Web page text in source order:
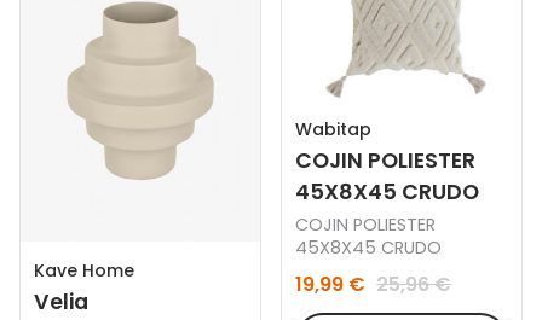
Kave Home
Velia
Wabitap
COJIN POLIESTER
45X8X45 CRUDO
COJIN POLIESTER
45X8X45 CRUDO
19,99 € 25,96 €